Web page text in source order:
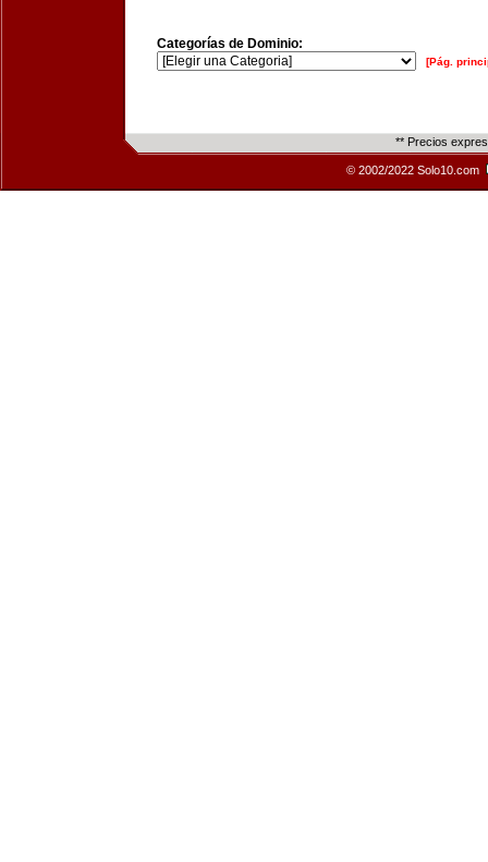
Categorías de Dominio:
[Pág.
** Precios
© 2002/2022 Solo10.com